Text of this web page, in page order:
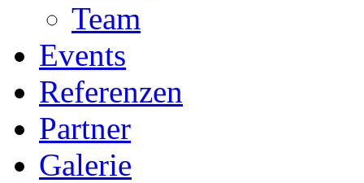
Team
Events
Referenzen
Partner
Galerie